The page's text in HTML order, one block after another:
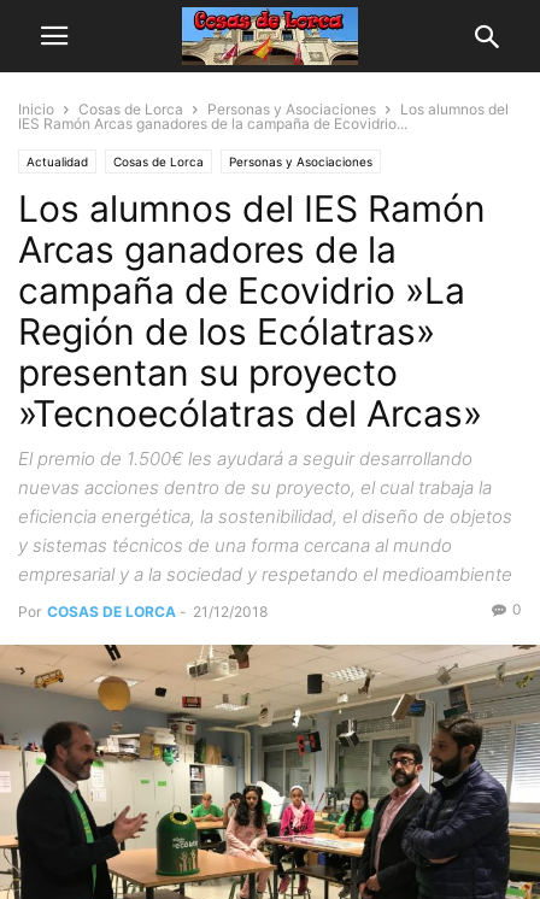
Inicio Cosas de Lorca Personas y Asociaciones
Los alumnos del
IES Ramón Arcas ganadores de la campaña de Ecovidrio...
Actualidad Cosas de Lorca Personas y Asociaciones
Los alumnos del IES Ramón
Arcas ganadores de la
campaña de Ecovidrio »La
Región de los Ecólatras»
presentan su proyecto
»Tecnoecólatras del Arcas»
El premio de 1.500€ les ayudará a seguir desarrollando
nuevas acciones dentro de su proyecto, el cual trabaja la
eficiencia energética, la sostenibilidad, el diseño de objetos
y sistemas técnicos de una forma cercana al mundo
empresarial y a la sociedad y respetando el medioambiente
Por COSAS DE LORCA - 21/12/2018 0